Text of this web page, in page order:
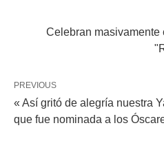
Celebran masivamente
PREVIOUS
« Así gritó de alegría nuestra
que fue nominada a los